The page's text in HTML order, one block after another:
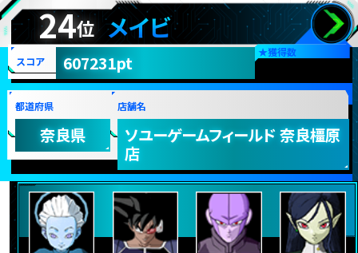
24位 メイビ
★獲得数
スコア 607231pt
都道府県
奈良県
店舗名
ソユーゲームフィールド 奈良橿原
店